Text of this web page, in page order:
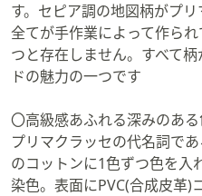
す。セピア調の地図柄がプ
全てが手作業によって作ら
つと存在しません。すべて
ドの魅力の一つです
〇高級感あふれる深みのあ
プリマクラッセの代名詞で
のコットンに1色ずつ色を入
染色。表面にPVC(合成皮革)